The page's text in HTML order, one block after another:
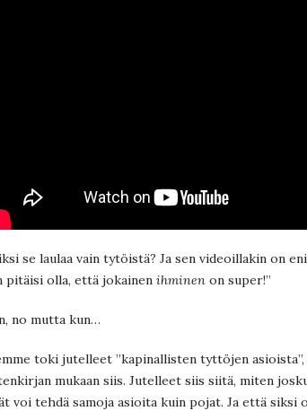
se laulaa vain tytöistä? Ja sen videoillakin on
pitäisi olla, että jokainen ihminen on super!”
no mutta kun…
toki jutelleet ”kapinallisten tyttöjen
mukaan siis. Jutelleet siis siitä, miten
voi tehdä samoja asioita kuin pojat. Ja että